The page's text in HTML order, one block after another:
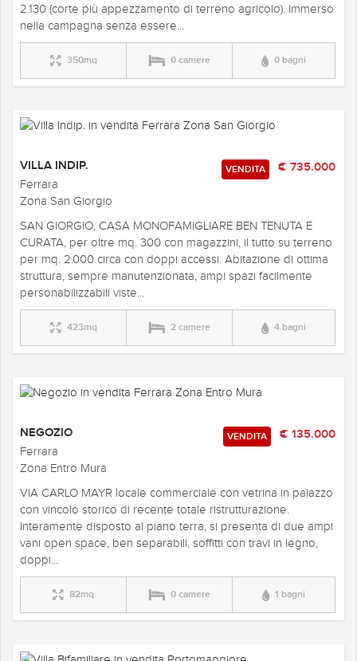
2.130 (corte più appezzamento di terreno agricolo). Immerso
nella campagna senza essere...
350mq 0 camere 0 bagni
€ 735.000
VENDITA
VILLA INDIP.
Ferrara
Zona San Giorgio
SAN GIORGIO, CASA MONOFAMIGLIARE BEN TENUTA E
CURATA, per oltre mq. 300 con magazzini, il tutto su terreno
per mq. 2.000 circa con doppi accessi. Abitazione di ottima
struttura, sempre manutenzionata, ampi spazi facilmente
personabilizzabili viste...
423mq 2 camere 4 bagni
€ 135.000
VENDITA
NEGOZIO
Ferrara
Zona Entro Mura
VIA CARLO MAYR locale commerciale con vetrina in palazzo
con vincolo storico di recente totale ristrutturazione.
Interamente disposto al piano terra, si presenta di due ampi
vani open space, ben separabili, soffitti con travi in legno,
doppi...
82mq 0 camere 1 bagni